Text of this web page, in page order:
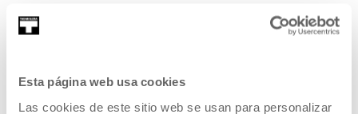
Esta página web usa cookies
Las cookies de este sitio web se usan para personalizar
LEER MÁS